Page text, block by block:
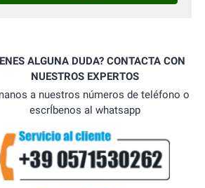
ALGUNA DUDA? CONTACTA CON
NUESTROS EXPERTOS
a nuestros números de teléfono o
escrÍbenos al whatsapp